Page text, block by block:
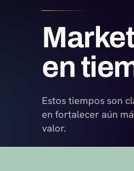
en
Estos tiempos son
en fortalecer aún
valor.